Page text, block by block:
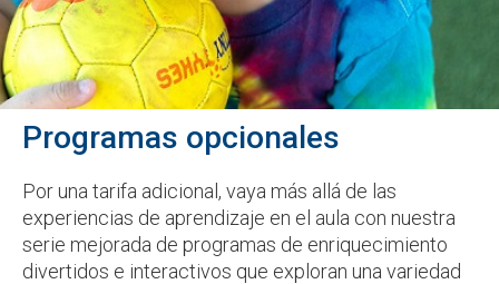
Programas opcionales
Por una tarifa adicional, vaya más allá de las
experiencias de aprendizaje en el aula con nuestra
serie mejorada de programas de enriquecimiento
divertidos e interactivos que exploran una variedad